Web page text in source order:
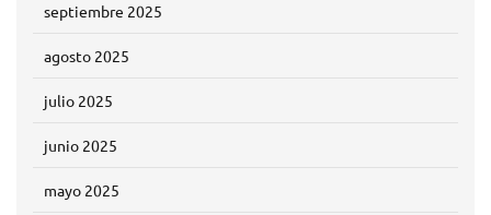
septiembre 2025
agosto 2025
julio 2025
junio 2025
mayo 2025